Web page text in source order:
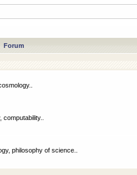
Forum
philosophy of science..